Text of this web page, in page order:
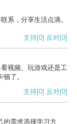
系，分享生活点滴。
支持[0] 反对[0]
视频、玩游戏还是工
了。
支持[0] 反对[0]
的需求选择学习方